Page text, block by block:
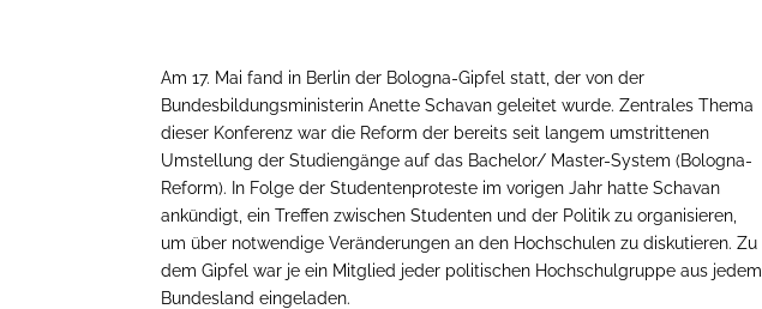
Am 17. Mai fand in Berlin der Bologna-Gipfel statt, der von der
Bundesbildungsministerin Anette Schavan geleitet wurde. Zentrales Thema
dieser Konferenz war die Reform der bereits seit langem umstrittenen
Umstellung der Studiengänge auf das Bachelor/ Master-System (Bologna-
Reform). In Folge der Studentenproteste im vorigen Jahr hatte Schavan
ankündigt, ein Treffen zwischen Studenten und der Politik zu organisieren,
um über notwendige Veränderungen an den Hochschulen zu diskutieren. Zu
dem Gipfel war je ein Mitglied jeder politischen Hochschulgruppe aus jedem
Bundesland eingeladen.